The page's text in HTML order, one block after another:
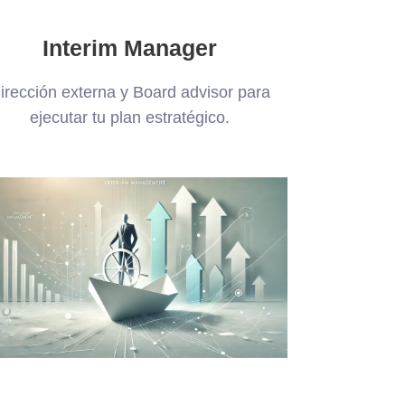
Interim Manager
externa y Board advisor para
ejecutar tu plan estratégico.